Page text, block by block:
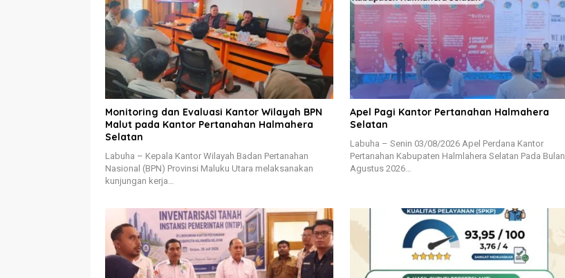
Monitoring dan Evaluasi Kantor Wilayah BPN
Malut pada Kantor Pertanahan Halmahera
Selatan
Labuha – Kepala Kantor Wilayah Badan Pertanahan
Nasional (BPN) Provinsi Maluku Utara melaksanakan
kunjungan kerja…
Apel Pagi Kantor Pertanahan Halmahera
Selatan
Labuha – Senin 03/08/2026 Apel Perdana Kantor
Pertanahan Kabupaten Halmlahera Selatan Pada Bulan
Agustus 2026…